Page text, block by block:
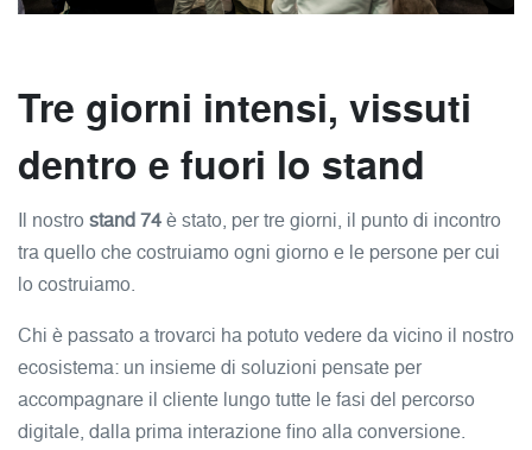
Tre giorni intensi, vissuti
dentro e fuori lo stand
Il nostro stand 74è stato, per tre giorni, il punto di incontro
tra quello che costruiamo ogni giorno e le persone per cui
lo costruiamo.
Chi è passato a trovarci ha potuto vedere da vicino il nostro
ecosistema: un insieme di soluzioni pensate per
accompagnare il cliente lungo tutte le fasi del percorso
digitale, dalla prima interazione fino alla conversione.